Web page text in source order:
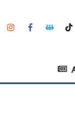
to
InstagramFacebook